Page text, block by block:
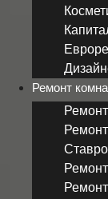
Ремонт